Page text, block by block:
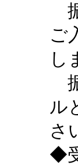
ご
し
ル
さ
◆